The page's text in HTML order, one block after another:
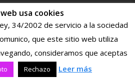
20:00
usa cookies
34/2002 de servicio a la sociedad
que este sitio web utiliza
consideramos que aceptas
Rechazo Leer más